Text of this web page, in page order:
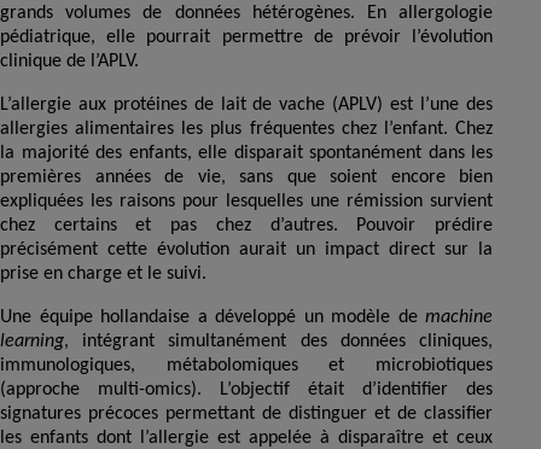
grands volumes de données hétérogènes. En allergologie
pédiatrique, elle pourrait permettre de prévoir l’évolution
clinique de l’APLV.
L’allergie aux protéines de lait de vache (APLV) est l’une des
allergies alimentaires les plus fréquentes chez l’enfant. Chez
la majorité des enfants, elle disparait spontanément dans les
premières années de vie, sans que soient encore bien
expliquées les raisons pour lesquelles une rémission survient
chez certains et pas chez d’autres. Pouvoir prédire
précisément cette évolution aurait un impact direct sur la
prise en charge et le suivi.
Une équipe hollandaise a développé un modèle de machine
learning, intégrant simultanément des données cliniques,
immunologiques, métabolomiques et microbiotiques
(approche multi-omics). L’objectif était d’identifier des
signatures précoces permettant de distinguer et de classifier
les enfants dont l’allergie est appelée à disparaître et ceux